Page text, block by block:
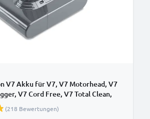
V7 Akku für V7, V7 Motorhead, V7
V7 Cord Free, V7 Total Clean,
968670-02) (21.6V, 2500mAh)
- Batterie mit Schraube
(218 Bewertungen)